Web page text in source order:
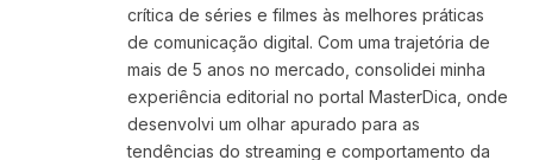
crítica de séries e filmes às melhores práticas
de comunicação digital. Com uma trajetória de
mais de 5 anos no mercado, consolidei minha
experiência editorial no portal MasterDica, onde
desenvolvi um olhar apurado para as
tendências do streaming e comportamento da